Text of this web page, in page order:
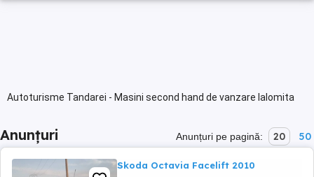
Autoturisme Tandarei - Masini second hand de vanzare Ialomita
Anunțuri Anunțuri pe pagină: 20 50
Skoda Octavia Facelift 2010